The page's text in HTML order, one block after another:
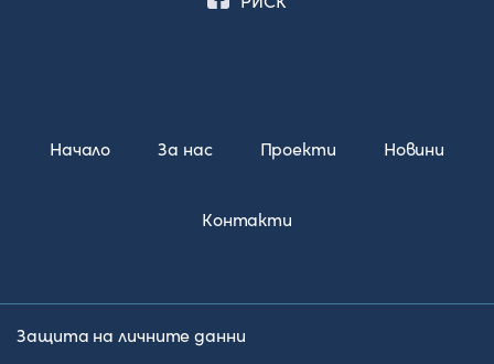
Начало За нас Проекти Новини
Контакти
Защита на личните данни